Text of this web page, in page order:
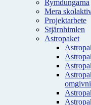
Rymdungarna
Mera
Projektarbete
Stjärnhimlen
Astropaket